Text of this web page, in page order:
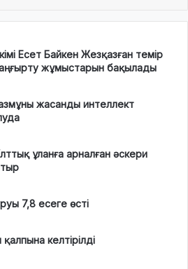
Есет Байкен Жезқазған темір
жұмыстарын бақылады
жасанды интеллект
ұланға арналған әскери
7,8 есеге өсті
келтірілді